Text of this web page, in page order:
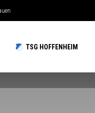
gut aufgestellt
TSG HOFFENHEIM